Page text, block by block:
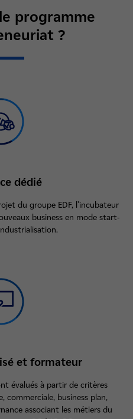
programme
?
dédié
du groupe EDF, l’incubateur
business en mode start-
et formateur
évalués à partir de critères
commerciale, business plan,
associant les métiers du